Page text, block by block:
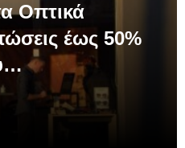
Οπτικά
έως 50%